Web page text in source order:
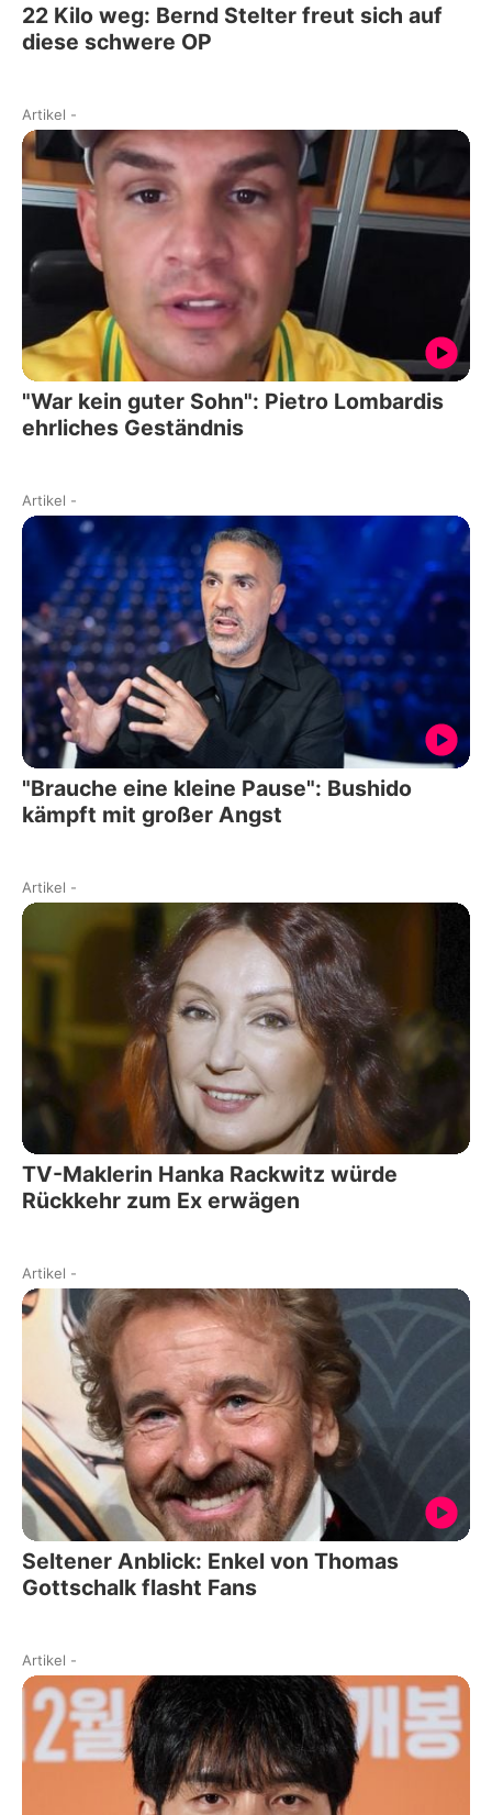
22 Kilo weg: Bernd Stelter freut sich auf
diese schwere OP
Artikel -
"War kein guter Sohn": Pietro Lombardis
ehrliches Geständnis
Artikel -
"Brauche eine kleine Pause": Bushido
kämpft mit großer Angst
Artikel -
TV-Maklerin Hanka Rackwitz würde
Rückkehr zum Ex erwägen
Artikel -
Seltener Anblick: Enkel von Thomas
Gottschalk flasht Fans
Artikel -